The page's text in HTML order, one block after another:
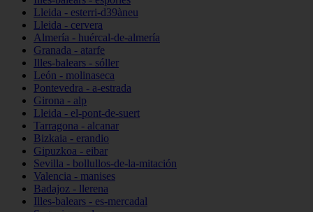
Lleida - esterri-d39àneu
Lleida - cervera
Almería - huércal-de-almería
Granada - atarfe
Illes-balears - sóller
León - molinaseca
Pontevedra - a-estrada
Girona - alp
Lleida - el-pont-de-suert
Tarragona - alcanar
Bizkaia - erandio
Gipuzkoa - eibar
Sevilla - bollullos-de-la-mitación
Valencia - manises
Badajoz - llerena
Illes-balears - es-mercadal